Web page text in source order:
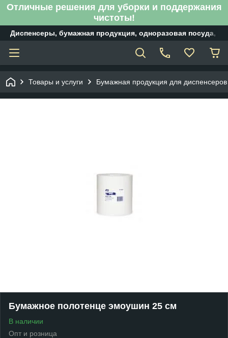
Отличные решения для уборки и поддержания
чистоты!
Диспенсеры, бумажная продукция, одноразовая посуда,
Товары и услуги Бумажная продукция для диспенсеров
Бумажное полотенце эмоушин 25 см
В наличии
Опт и розница